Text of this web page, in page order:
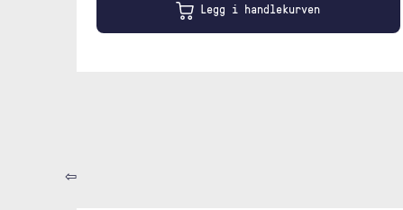
Legg i handlekurven
⇦